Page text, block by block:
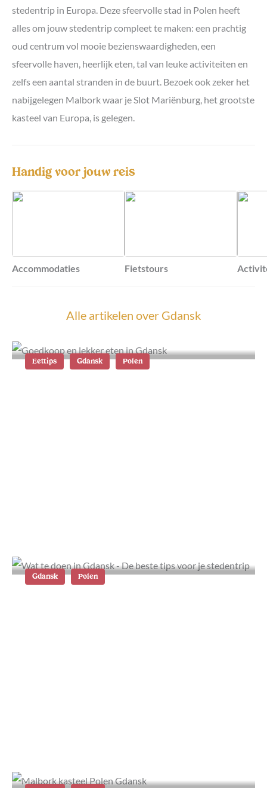
stedentrip in Europa. Deze sfeervolle stad in Polen heeft
alles om jouw stedentrip compleet te maken: een prachtig
oud centrum vol mooie bezienswaardigheden, een
sfeervolle haven, heerlijk eten, tal van leuke activiteiten en
zelfs een aantal stranden in de buurt. Bezoek ook zeker het
nabijgelegen Malbork waar je Slot Mariënburg, het grootste
kasteel van Europa, is gelegen.
Handig voor jouw reis
Accommodaties Fietstours
Alle artikelen over Gdansk
Eettips Gdansk Polen
Gdansk Polen